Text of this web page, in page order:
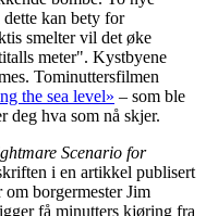
kan bety for
smelter vil det øke
meter". Kystbyene
Tominuttersfilmen
the sea level» – som ble
deg hva som nå skjer.
Scenario for
i en artikkel publisert
borgermester Jim
få minutters kjøring fra